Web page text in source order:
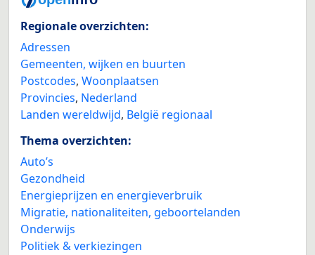
Regionale overzichten:
Adressen
Gemeenten, wijken en buurten
Postcodes, Woonplaatsen
Provincies, Nederland
Landen wereldwijd, België regionaal
Thema overzichten:
Auto’s
Gezondheid
Energieprijzen en energieverbruik
Migratie, nationaliteiten, geboortelanden
Onderwijs
Politiek & verkiezingen